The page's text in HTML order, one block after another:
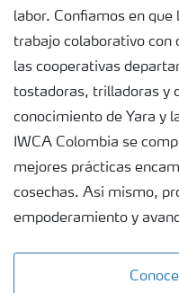
labor. Confiamos en
trabajo colaborativo con
las cooperativas
tostadoras, trilladoras y
conocimiento de Yara y
IWCA Colombia se
mejores prácticas
cosechas. Asi mismo,
empoderamiento y